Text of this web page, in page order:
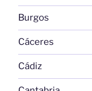
Burgos
Cáceres
Cádiz